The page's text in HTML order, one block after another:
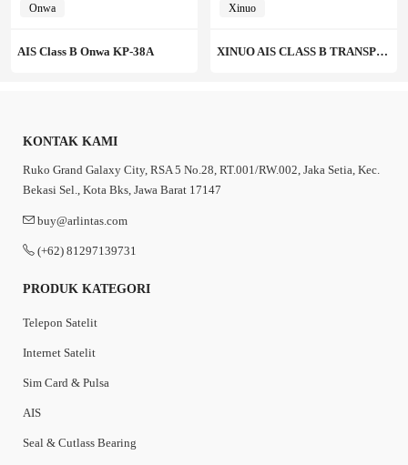
Onwa
AIS Class B Onwa KP-38A
Xinuo
XINUO AIS CLASS B TRANSPONDER XA200
KONTAK KAMI
Ruko Grand Galaxy City, RSA 5 No.28, RT.001/RW.002, Jaka Setia, Kec.
Bekasi Sel., Kota Bks, Jawa Barat 17147
buy@arlintas.com
(+62) 81297139731
PRODUK KATEGORI
Telepon Satelit
Internet Satelit
Sim Card & Pulsa
AIS
Seal & Cutlass Bearing